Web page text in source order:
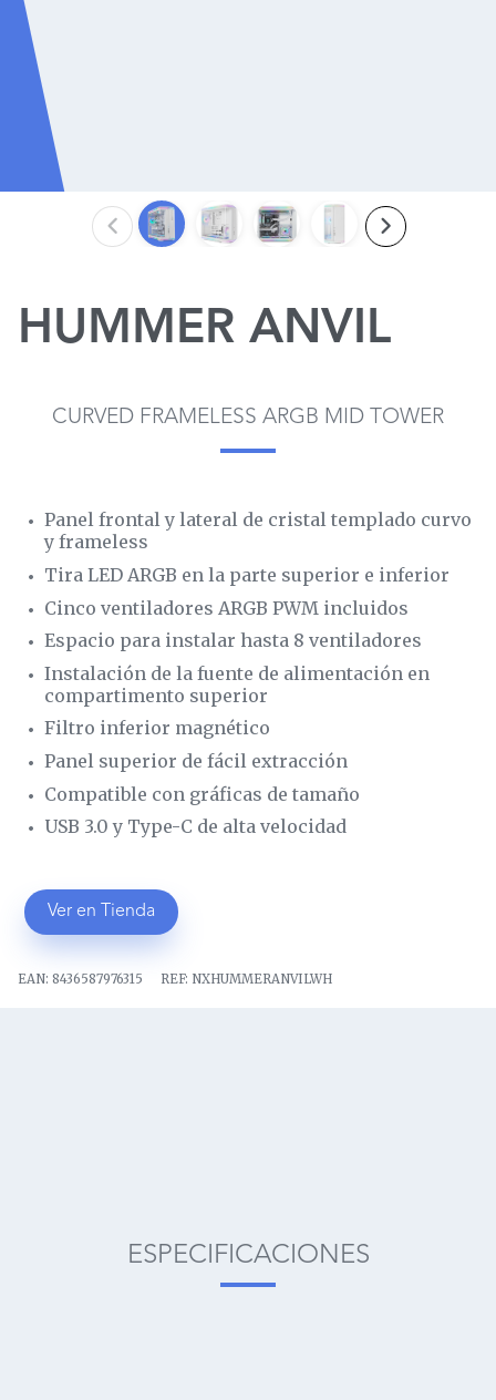
HUMMER ANVIL
CURVED FRAMELESS ARGB MID TOWER
Panel frontal y lateral de cristal templado curvo
y frameless
Tira LED ARGB en la parte superior e inferior
Cinco ventiladores ARGB PWM incluidos
Espacio para instalar hasta 8 ventiladores
Instalación de la fuente de alimentación en
compartimento superior
Filtro inferior magnético
Panel superior de fácil extracción
Compatible con gráficas de tamaño
USB 3.0 y Type-C de alta velocidad
Ver en Tienda
EAN: 8436587976315 REF: NXHUMMERANVILWH
ESPECIFICACIONES